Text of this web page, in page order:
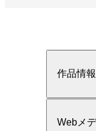
作品情報
Webメ